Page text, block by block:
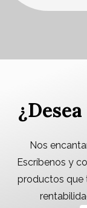
Nos
Escríbenos y
productos que